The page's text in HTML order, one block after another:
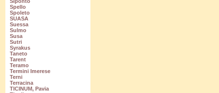
Spello
Spoleto
SUASA
Suessa
Sulmo
Susa
Sutri
Syrakus
Taneto
Tarent
Teramo
Termini Imerese
Terni
Terracina
TICINUM, Pavia